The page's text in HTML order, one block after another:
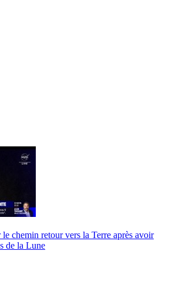
chemin retour vers la Terre après avoir
de la Lune